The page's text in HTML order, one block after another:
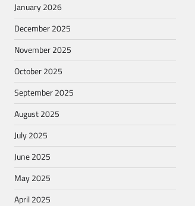
January 2026
December 2025
November 2025
October 2025
September 2025
August 2025
July 2025
June 2025
May 2025
April 2025